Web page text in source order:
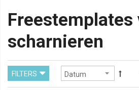
Freestemplates
scharnieren
FILTERS